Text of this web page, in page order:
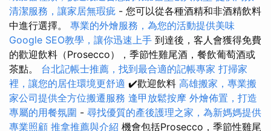
清潔服務，讓家居無瑕疵 - 您可以從各種酒精和非酒精飲料
中進行選擇。 專業的外燴服務，為您的活動提供美味
Google SEO教學，讓你迅速上手 到達後，客人會獲得免費
的歡迎飲料（Prosecco），季節性雞尾酒，餐飲葡萄酒或
茶點。 台北記帳士推薦，找到最合適的記帳專家 打掃家
裡，讓您的居住環境更舒適 ✔️歡迎飲料 高雄搬家，專業搬
家公司提供全方位搬遷服務 逢甲放鬆按摩 外燴佈置，打造
專屬的用餐氛圍 - 尋找優質的產後護理之家，為新媽媽提供
專業照顧 推拿推薦與介紹 機會包括Prosecco，季節性雞尾